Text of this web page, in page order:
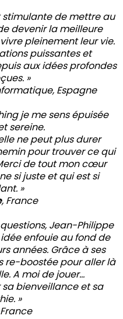
stimulante de mettre au
devenir la meilleure
pleinement leur vie.
puissantes et
aux idées profondes
»
Espagne
je me sens épuisée
sereine.
ne peut plus durer
pour trouver ce qui
de tout mon cœur
si juste et qui est si
»
, France
Jean-Philippe
enfouie au fond de
années. Grâce à ses
re-boostée pour aller là
A moi de jouer…
bienveillance et sa
»